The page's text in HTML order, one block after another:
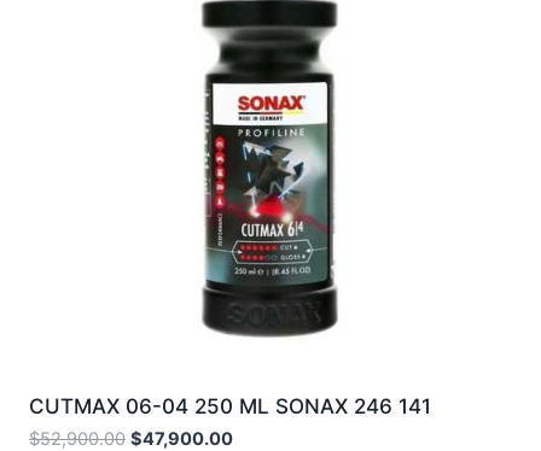
CUTMAX 06-04 250 ML SONAX 246 141
$52,900.00 $47,900.00